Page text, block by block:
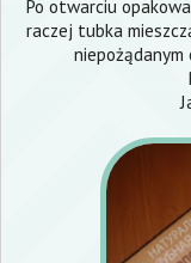
Po otwarciu
raczej tubka